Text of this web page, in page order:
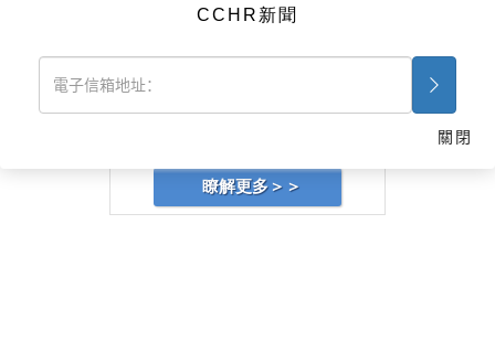
在心理健康領域恢復人權及尊嚴
瞭解更多＞＞
CCHR新聞
關閉